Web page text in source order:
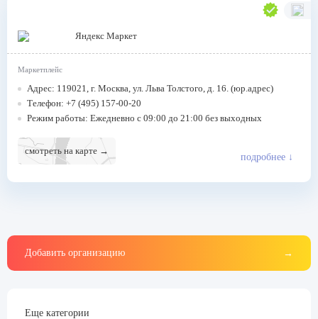
Яндекс Маркет
Маркетплейс
Адрес: 119021, г. Москва, ул. Льва Толстого, д. 16. (юр.адрес)
Телефон: +7 (495) 157-00-20
Режим работы: Ежедневно с 09:00 до 21:00 без выходных
смотреть на карте →
подробнее ↓
Добавить организацию →
Еще категории